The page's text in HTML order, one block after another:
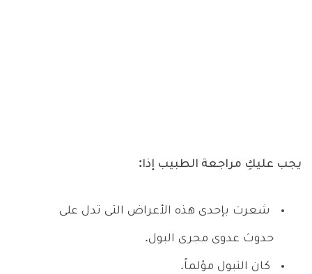
يجب عليكِ مراجعة الطبيب إذا:
شعرت بإحدى هذه الأعراض التى تدل على
حدوث عدوى مجرى البول.
كان التبول مؤلماً.